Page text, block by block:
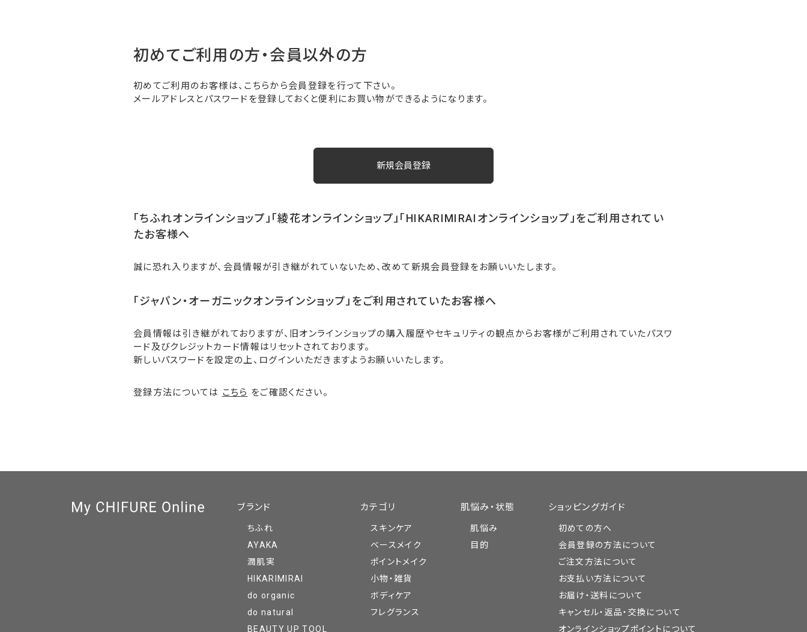
初めてご利用の方・会員以外の方
初めてご利用のお客様は、こちらから会員登録を行って下さい。
メールアドレスとパスワードを登録しておくと便利にお買い物ができるようになります。
「ちふれオンラインショップ」「綾花オンラインショップ」「HIKARIMIRAIオンラインショップ」をご利用されてい
たお客様へ
誠に恐れ入りますが、会員情報が引き継がれていないため、改めて新規会員登録をお願いいたします。
「ジャパン・オーガニックオンラインショップ」をご利用されていたお客様へ
会員情報は引き継がれておりますが、旧オンラインショップの購入履歴やセキュリティの観点からお客様がご利用されていたパスワ
ード及びクレジットカード情報はリセットされております。
新しいパスワードを設定の上、ログインいただきますようお願いいたします。
登録方法については こちら をご確認ください。
ブランド
ちふれ
AYAKA
潤肌実
HIKARIMIRAI
do organic
do natural
BEAUTY UP TOOL
カテゴリ
スキンケア
ベースメイク
ポイントメイク
小物・雑貨
ボディケア
フレグランス
肌悩み・状態
肌悩み
目的
ショッピングガイド
初めての方へ
会員登録の方法について
ご注文方法について
お支払い方法について
お届け・送料について
キャンセル・返品・交換について
オンラインショップポイントについて